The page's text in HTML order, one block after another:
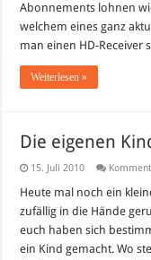
Abonnements lohnen
welchem eines ganz
man einen HD-Receiver
Weiterlesen »
Die eigenen
15. Juli 2010
Heute mal noch ein
zufällig in die Hände
euch haben sich
ein Kind gemacht. Wo